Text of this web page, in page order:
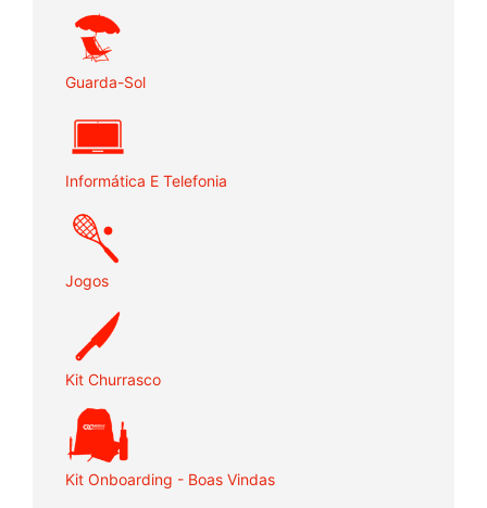
Guarda-Sol
Informática E Telefonia
Jogos
Kit Churrasco
Kit Onboarding - Boas Vindas